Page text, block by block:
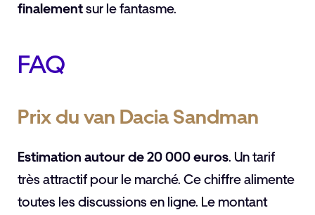
finalementsur le fantasme.
FAQ
Prix du van Dacia Sandman
Estimation autour de 20 000 euros. Un tarif
très attractif pour le marché. Ce chiffre alimente
toutes les discussions en ligne. Le montant